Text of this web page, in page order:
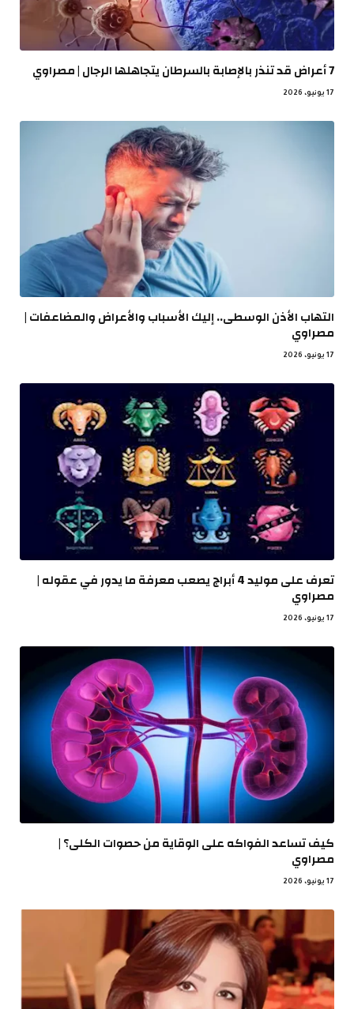
7 أعراض قد تنذر بالإصابة بالسرطان يتجاهلها الرجال | مصراوي
17 يونيو، 2026
التهاب الأذن الوسطى.. إليك الأسباب والأعراض والمضاعفات |
مصراوي
17 يونيو، 2026
تعرف على موليد 4 أبراج يصعب معرفة ما يدور في عقوله |
مصراوي
17 يونيو، 2026
كيف تساعد الفواكه على الوقاية من حصوات الكلى؟ |
مصراوي
17 يونيو، 2026